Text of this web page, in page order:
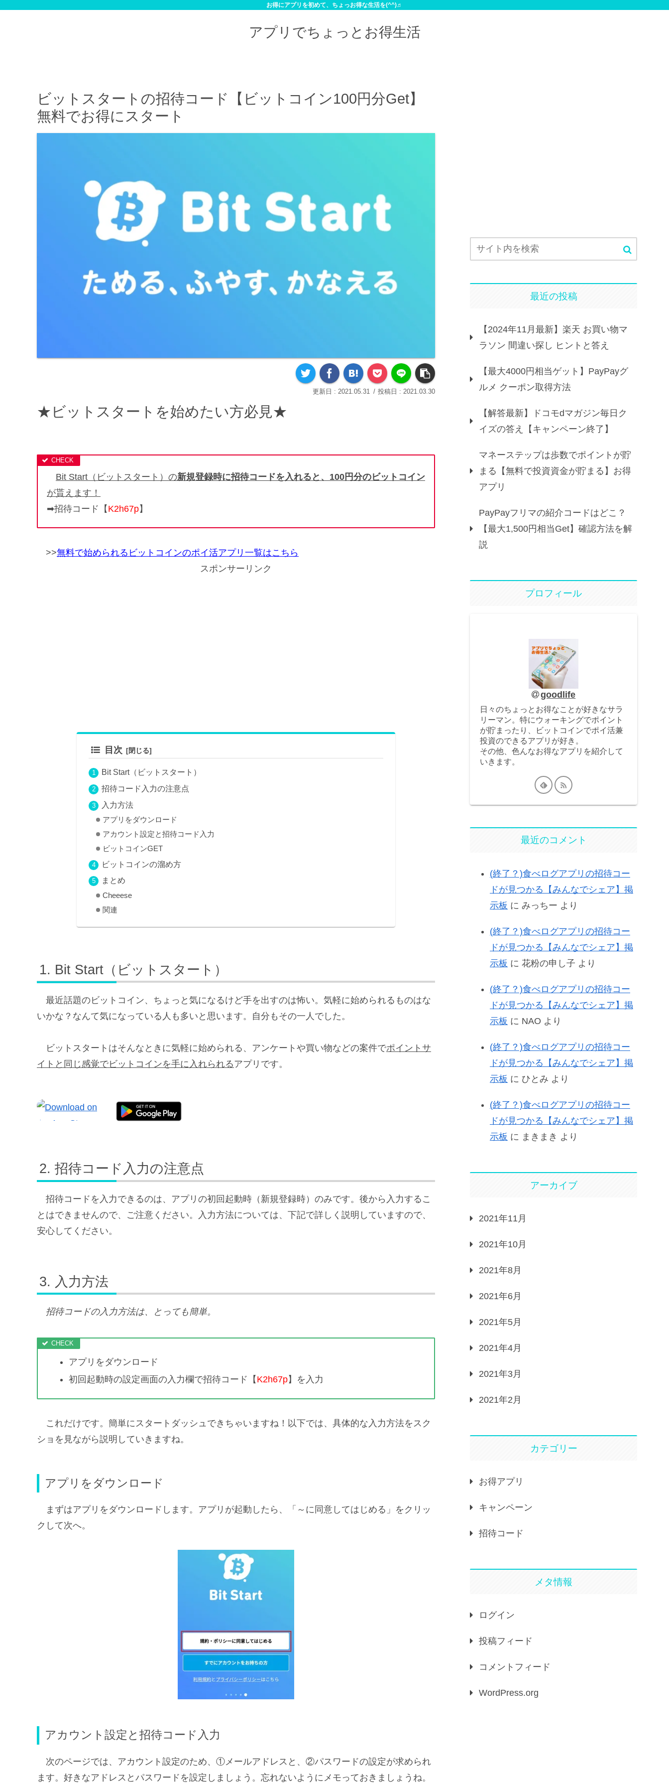
お得にアプリを初めて、ちょっお得な生活を(^^)♬
アプリでちょっとお得生活
ビットスタートの招待コード【ビットコイン100円分Get】
無料でお得にスタート
2021.05.31 2021.03.30
★ビットスタートを始めたい方必見★
Bit Start（ ビットスタート） の新規登録時に招待コードを入れると、 100 円分のビットコイン
が貰えます！
➡招待コード【 K2h67p】
>>無料で始められるビットコインのポイ活アプリ一覧はこちら
スポンサーリンク
目次
Bit Start（ビットスタート）
招待コード入力の注意点
入力方法
アプリをダウンロード
アカウント設定と招待コード入力
ビットコインGET
ビットコインの溜め方
まとめ
Cheeese
関連
Bit Start（ビットスタート）
最近話題のビットコイン、ちょっと気になるけど手を出すのは怖い。気軽に始められるものはな
いかな？なんて気になっている人も多いと思います。自分もその一人でした。
ビットスタートはそんなときに気軽に始められる、アンケートや買い物などの案件でポイントサ
イトと同じ感覚でビットコインを手に入れられるアプリです。
招待コード入力の注意点
招待コードを入力できるのは、アプリの初回起動時（新規登録時）のみです。後から入力するこ
とはできませんので、ご注意ください。入力方法については、下記で詳しく説明していますので、
安心してください。
入力方法
招待コードの入力方法は、とっても簡単。
アプリをダウンロード
初回起動時の設定画面の入力欄で招待コード【 K2h67p】を入力
これだけです。簡単にスタートダッシュできちゃいますね！以下では、具体的な入力方法をスク
ショを見ながら説明していきますね。
アプリをダウンロード
まずはアプリをダウンロードします。アプリが起動したら、「～に同意してはじめる」をクリッ
クして次へ。
アカウント設定と招待コード入力
次のページでは、アカウント設定のため、①メールアドレスと、②パスワードの設定が求められ
ます。好きなアドレスとパスワードを設定しましょう。忘れないようにメモっておきましょうね。
最近の投稿
【2024年11月最新】楽天 お買い物マ
ラソン 間違い探し ヒントと答え
【最大4000円相当ゲット】PayPayグ
ルメ クーポン取得方法
【解答最新】ドコモdマガジン毎日ク
イズの答え【キャンペーン終了】
マネーステップは歩数でポイントが貯
まる【無料で投資資金が貯まる】お得
アプリ
PayPayフリマの紹介コードはどこ？
【最大1,500円相当Get】確認方法を解
説
プロフィール
goodlife
日々のちょっとお得なことが好きなサラ
リーマン。特にウォーキングでポイント
が貯まったり、ビットコインでポイ活兼
投資のできるアプリが好き。
その他、色んなお得なアプリを紹介して
いきます。
最近のコメント
(終了？)食べログアプリの招待コー
ドが見つかる【みんなでシェア】掲
示板 に みっちー より
(終了？)食べログアプリの招待コー
ドが見つかる【みんなでシェア】掲
示板 に 花粉の申し子 より
(終了？)食べログアプリの招待コー
ドが見つかる【みんなでシェア】掲
示板 に NAO より
(終了？)食べログアプリの招待コー
ドが見つかる【みんなでシェア】掲
示板 に ひとみ より
(終了？)食べログアプリの招待コー
ドが見つかる【みんなでシェア】掲
示板 に まきまき より
アーカイブ
2021年11月
2021年10月
2021年8月
2021年6月
2021年5月
2021年4月
2021年3月
2021年2月
カテゴリー
お得アプリ
キャンペーン
招待コード
メタ情報
ログイン
投稿フィード
コメントフィード
WordPress.org